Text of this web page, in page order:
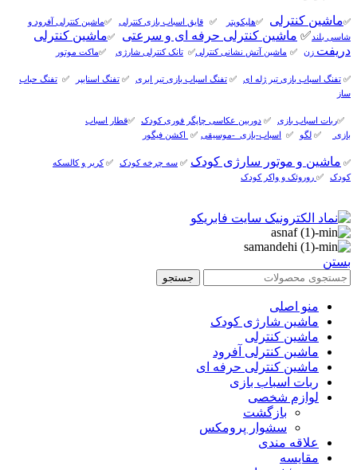
✅ماشین کنترلی ✅هلیکوپتر ✅ قایق اسباب بازی کنترلی ✅ماشین کنترلی آفرود و
شاسی بلند ✅ ماشین کنترلی حرفه ای و سرعتی ✅ماشین کنترلی
دریفت زن ✅ ماشین آتش نشانی کنترلی✅ تانک کنترلی شارژی ✅ماکت موتور
✅ تفنگ اسباب بازی تیر ژله ای ✅ تفنگ اسباب بازی تیر ابری ✅ تفنگ اسنایپر ✅ تفنگ حباب
ساز
✅ربات اسباب بازی ✅ دوربین عکاسی چاپگر فوری کودک ✅قطار اسباب
بازی
✅ لگو ✅ اسباب-بازی_-موسیقی ✅ اکشن فیگور
✅ ماشین و موتور سارژی کودک ✅ سه چرخه کودک ✅کریر و کالسکه
کودک
✅ روروئک و واکر کودک
بستن
جستجو
منو اصلی
ماشین شارژی کودک
ماشین کنترلی
ماشین کنترلی آفرود
ماشین کنترلی حرفه ای
ربات اسباب بازی
لوازم شخصی
بازگشت
سشوار پرومکس
علاقه مندی
مقایسه